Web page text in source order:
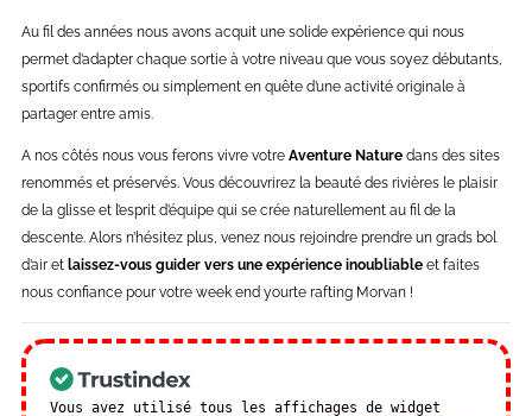
Au fil des années nous avons acquit une solide expérience qui nous
permet d’adapter chaque sortie à votre niveau que vous soyez débutants,
sportifs confirmés ou simplement en quête d’une activité originale à
partager entre amis.
A nos côtés nous vous ferons vivre votre Aventure Nature dans des sites
renommés et préservés. Vous découvrirez la beauté des rivières le plaisir
de la glisse et l’esprit d’équipe qui se crée naturellement au fil de la
descente. Alors n’hésitez plus, venez nous rejoindre prendre un grads bol
d’air et laissez-vous guider vers une expérience inoubliable et faites
nous confiance pour votre week end yourte rafting Morvan !
Vous avez utilisé tous les affichages de widget